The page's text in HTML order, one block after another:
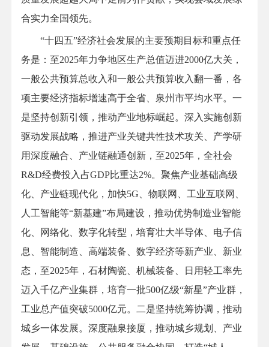
合实力全国领先。
“十四五”经济社会发展的主要预期目标和重点任
务是：至2025年力争地区生产总值迈进2000亿大关，
一般公共预算总收入和一般公共预算收入翻一番，各
项主要经济指标增速高于全省、泉州市平均水平。一
是坚持创新引领，推动产业地标崛起。深入实施创新
驱动发展战略，推进产业关键共性技术攻关、产学研
用深度融合、产业链融通创新，至2025年，全社会
R&D经费投入占GDP比重达2%。聚焦产业基础高级
化、产业链现代化，加快5G、物联网、工业互联网、
人工智能等“新基建”布局建设，推动优势制造业智能
化、网络化、数字化转型，培育壮大半导体、电子信
息、智能制造、高端装备、数字经济等新产业、新业
态，至2025年，石材陶瓷、机械装备、日用轻工率先
迈入千亿产业集群，培育一批500亿级“新星”产业群，
工业总产值突破5000亿元。二是坚持统筹协调，推动
城乡一体发展。深度融泉接厦，推动城乡规划、产业